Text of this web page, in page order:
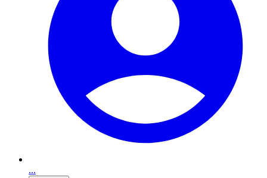
...